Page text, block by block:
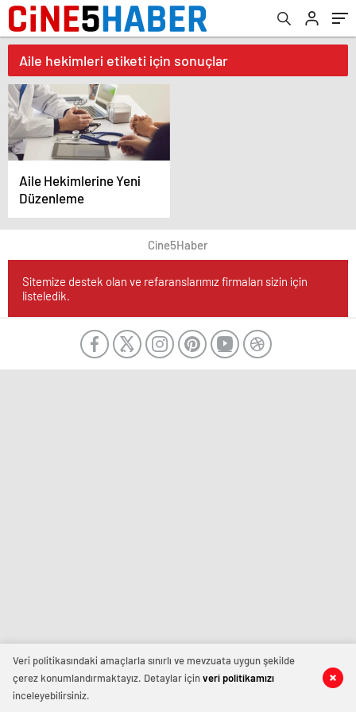
Aile hekimleri etiketi için sonuçlar
Aile Hekimlerine Yeni
Düzenleme
Cine5Haber
Sitemize destek olan ve refaranslarımız firmaları sizin için
listeledik.
Veri politikasındaki amaçlarla sınırlı ve mevzuata uygun şekilde
çerez konumlandırmaktayız. Detaylar içinveri politikamızı
inceleyebilirsiniz.